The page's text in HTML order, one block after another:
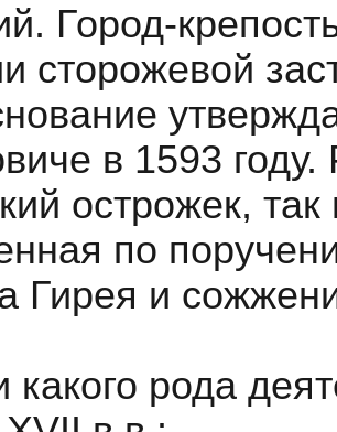
Город-
сторожевой
в 1593
острожек,
по
Гирея и
рода